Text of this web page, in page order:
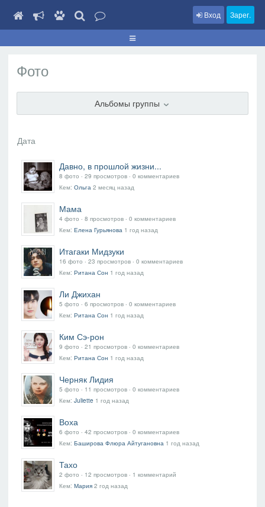
Вход Зарег.
Фото
Альбомы группы
Давно, в прошлой жизни...
8 фото ‧ 29 просмотров ‧ 0 комментариев
Кем: Ольга 2 месяц назад
Мама
4 фото ‧ 8 просмотров ‧ 0 комментариев
Кем: Елена Гурьянова 1 год назад
Итагаки Мидзуки
16 фото ‧ 23 просмотров ‧ 0 комментариев
Кем: Ритана Сон 1 год назад
Ли Джихан
5 фото ‧ 6 просмотров ‧ 0 комментариев
Кем: Ритана Сон 1 год назад
Ким Сэ-рон
9 фото ‧ 21 просмотров ‧ 0 комментариев
Кем: Ритана Сон 1 год назад
Черняк Лидия
5 фото ‧ 11 просмотров ‧ 0 комментариев
Кем: Juliette 1 год назад
Воха
6 фото ‧ 42 просмотров ‧ 0 комментариев
Кем: Баширова Флюра Айтугановна 1 год назад
Тахо
2 фото ‧ 12 просмотров ‧ 1 комментарий
Кем: Мария 2 год назад